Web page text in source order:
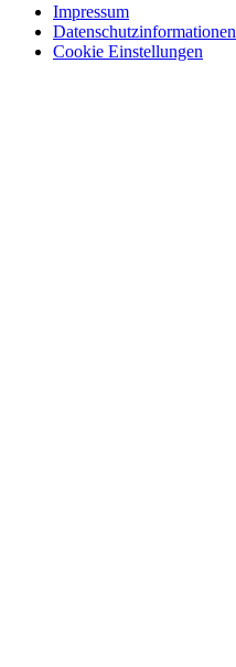
Impressum
Datenschutzinformationen
Cookie Einstellungen